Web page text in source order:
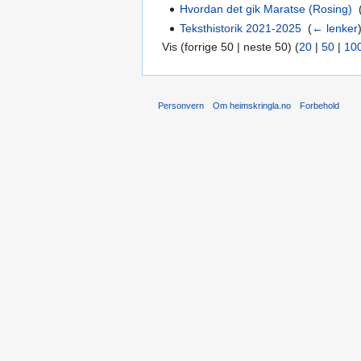
Hvordan det gik Maratse (Rosing) ‎
Teksthistorik 2021-2025 ‎(← lenker)
Vis (forrige 50 | neste 50) (20 | 50 |
Personvern Om heimskringla.no Forbehold